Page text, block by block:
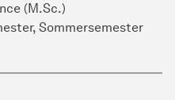
(M.Sc.)
Sommersemester